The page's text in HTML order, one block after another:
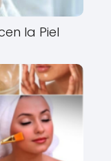
la Piel